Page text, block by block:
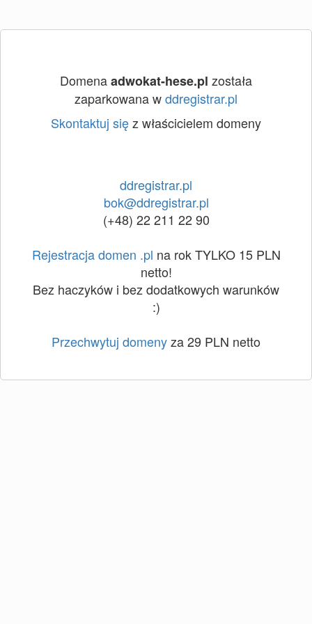
Domenaadwokat-hese.pl została
zaparkowana wddregistrar.pl
Skontaktuj sięz właścicielem domeny
ddregistrar.pl
bok@ddregistrar.pl
(+48) 22 211 22 90
Rejestracja domen .pl na rok TYLKO 15 PLN
netto!
Bez haczyków i bez dodatkowych warunków
:)
Przechwytuj domenyza 29 PLN netto